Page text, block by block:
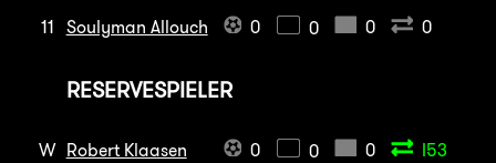
11
Soulyman Allouch 0 0 0 0
RESERVESPIELER
W Robert Klaasen 0 0 0
I53